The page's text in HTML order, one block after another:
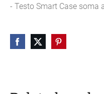
- Testo Smart Case soma